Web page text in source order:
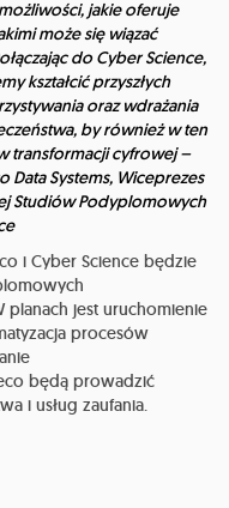
jakie oferuje
może się wiązać
do Cyber Science,
kształcić przyszłych
oraz wdrażania
by również w ten
transformacji cyfrowej–
Data Systems, Wiceprezes
Studiów Podyplomowych
i Cyber Science będzie
jest uruchomienie
procesów
będą prowadzić
i usług zaufania.